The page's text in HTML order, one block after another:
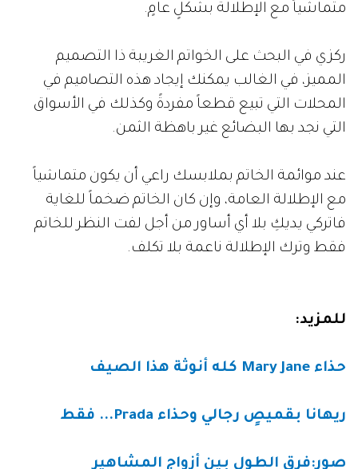
متماشياً مع الإطلالة بشكلٍ عامٍ.
ركزي في البحث على الخواتم الغريبة ذا التصميم
المميز، في الغالب يمكنك إيجاد هذه التصاميم في
المحلات التي تبيع قطعاً مفردةً وكذلك في الأسواق
التي نجد بها البضائع غير باهظة الثمن.
عند موائمة الخاتم بملابسك راعي أن يكون متماشياً
مع الإطلالة العامة، وإن كان الخاتم ضخماً للغاية
فاتركي يديكِ بلا أي أساور من أجل لفت النظر للخاتم
فقط وترك الإطلالة ناعمة بلا تكلف.
للمزيد:
حذاء Mary Jane كله أنوثة هذا الصيف
ريهانا بقميصٍ رجالي وحذاء Prada... فقط
صور:فرق الطول بين أزواج المشاهير